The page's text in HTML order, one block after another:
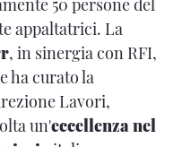
50 persone del
appaltatrici. La
, in sinergia con RFI,
ha curato la
Lavori,
un'eccellenza nel